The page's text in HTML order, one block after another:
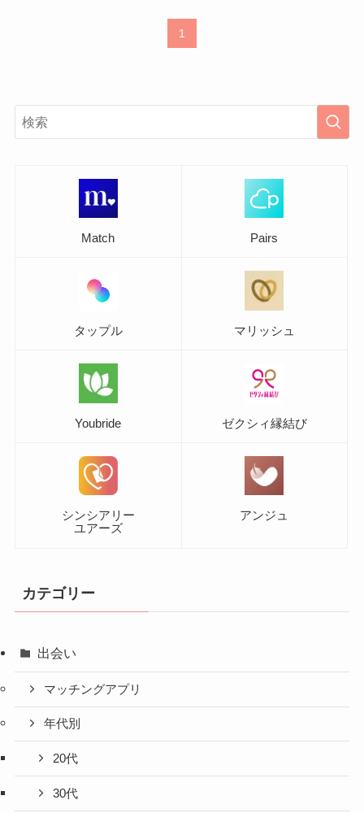
1
Match Pairs
タップル マリッシュ
Youbride ゼクシィ縁結び
シンシアリー
ユアーズ
アンジュ
カテゴリー
出会い
マッチングアプリ
年代別
20代
30代